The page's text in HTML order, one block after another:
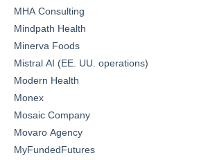
MHA Consulting
Mindpath Health
Minerva Foods
Mistral AI (EE. UU. operations)
Modern Health
Monex
Mosaic Company
Movaro Agency
MyFundedFutures